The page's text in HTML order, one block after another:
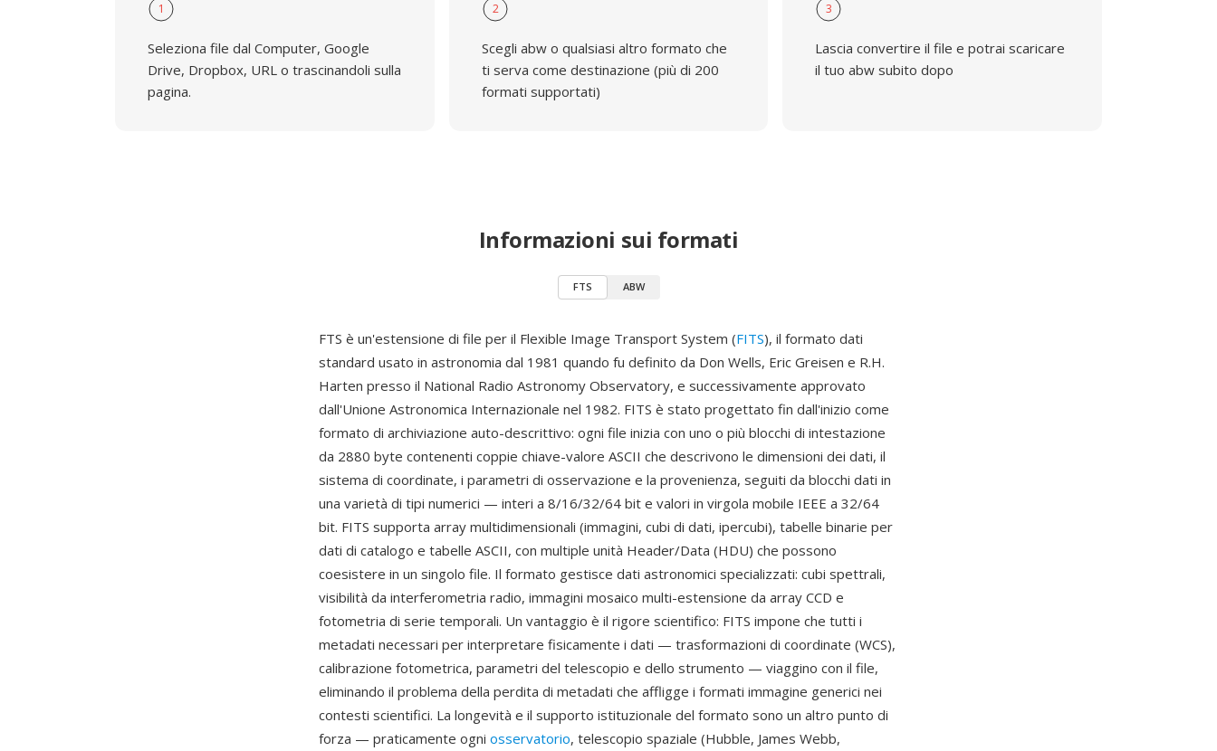
1
Seleziona file dal Computer, Google
Drive, Dropbox, URL o trascinandoli sulla
pagina.
2
Scegli abw o qualsiasi altro formato che
ti serva come destinazione (più di 200
formati supportati)
3
Lascia convertire il file e potrai scaricare
il tuo abw subito dopo
Informazioni sui formati
FTS ABW
FTS è un'estensione di file per il Flexible Image Transport System (FITS), il formato dati
standard usato in astronomia dal 1981 quando fu definito da Don Wells, Eric Greisen e R.H.
Harten presso il National Radio Astronomy Observatory, e successivamente approvato
dall'Unione Astronomica Internazionale nel 1982. FITS è stato progettato fin dall'inizio come
formato di archiviazione auto-descrittivo: ogni file inizia con uno o più blocchi di intestazione
da 2880 byte contenenti coppie chiave-valore ASCII che descrivono le dimensioni dei dati, il
sistema di coordinate, i parametri di osservazione e la provenienza, seguiti da blocchi dati in
una varietà di tipi numerici — interi a 8/16/32/64 bit e valori in virgola mobile IEEE a 32/64
bit. FITS supporta array multidimensionali (immagini, cubi di dati, ipercubi), tabelle binarie per
dati di catalogo e tabelle ASCII, con multiple unità Header/Data (HDU) che possono
coesistere in un singolo file. Il formato gestisce dati astronomici specializzati: cubi spettrali,
visibilità da interferometria radio, immagini mosaico multi-estensione da array CCD e
fotometria di serie temporali. Un vantaggio è il rigore scientifico: FITS impone che tutti i
metadati necessari per interpretare fisicamente i dati — trasformazioni di coordinate (WCS),
calibrazione fotometrica, parametri del telescopio e dello strumento — viaggino con il file,
eliminando il problema della perdita di metadati che affligge i formati immagine generici nei
contesti scientifici. La longevità e il supporto istituzionale del formato sono un altro punto di
forza — praticamente ogni osservatorio, telescopio spaziale (Hubble, James Webb,